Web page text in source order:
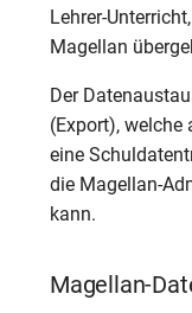
Lehrer-
Magellan
Der
(Export),
eine
die Magellan-
kann.
Magellan-